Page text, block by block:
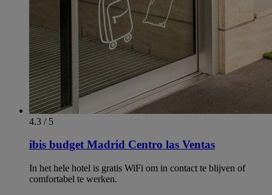
4.3 / 5
ibis budget Madrid Centro las Ventas
In het hele hotel is gratis WiFi om in contact te blijven of
comfortabel te werken.